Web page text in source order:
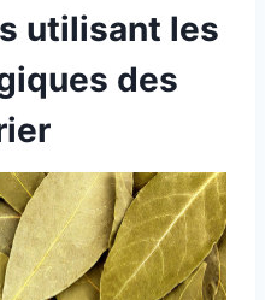
utilisant les
des